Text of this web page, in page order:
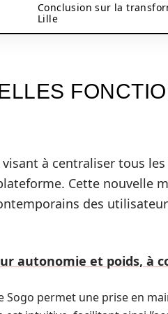
Conclusion sur la
Lille
à centraliser tous
Cette nouvelle
des
autonomie et poids, à
Sogo permet une prise en